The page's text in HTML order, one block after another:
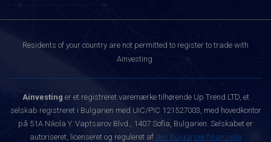
Residents of your country are not permitted to register to trade with
Ainvesting.
Ainvesting er et registreret varemærke tilhørende Up Trend LTD, et
selskab registreret i Bulgarien med UIC/PIC 121527003, med hovedkontor
på 51A Nikola Y. Vaptsarov Blvd., 1407 Sofia, Bulgarien. Selskabet er
autoriseret, licenseret og reguleret af den bulgarske finansielle